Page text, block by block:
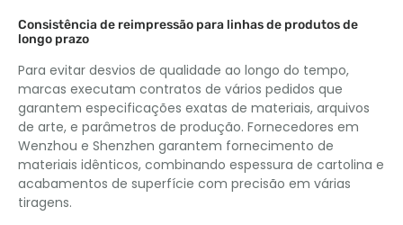
Consistência de reimpressão para linhas de produtos de
longo prazo
Para evitar desvios de qualidade ao longo do tempo,
marcas executam contratos de vários pedidos que
garantem especificações exatas de materiais, arquivos
de arte, e parâmetros de produção. Fornecedores em
Wenzhou e Shenzhen garantem fornecimento de
materiais idênticos, combinando espessura de cartolina e
acabamentos de superfície com precisão em várias
tiragens.